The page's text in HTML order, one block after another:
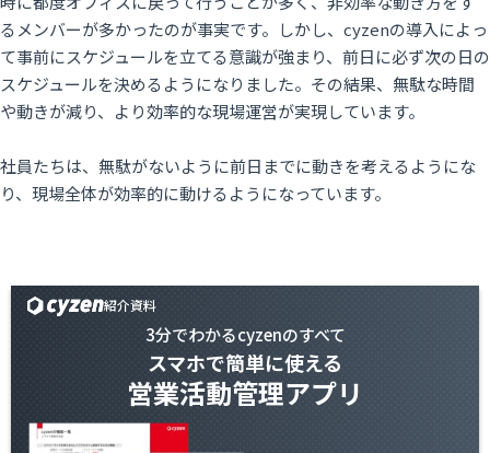
るメンバーが多かったのが事実です。しかし、cyzenの導入によっ
て事前にスケジュールを立てる意識が強まり、前日に必ず次の日の
スケジュールを決めるようになりました。その結果、無駄な時間
や動きが減り、より効率的な現場運営が実現しています。
社員たちは、無駄がないように前日までに動きを考えるようにな
り、現場全体が効率的に動けるようになっています。
紹介資料
3分でわかるcyzenのすべて
スマホで簡単に使える
営業活動管理アプリ